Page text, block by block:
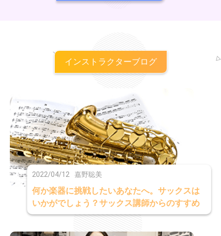
インストラクターブログ
2022/04/12 嘉野聡美
何か楽器に挑戦したいあなたへ。サックスは
いかがでしょう？サックス講師からのすすめ